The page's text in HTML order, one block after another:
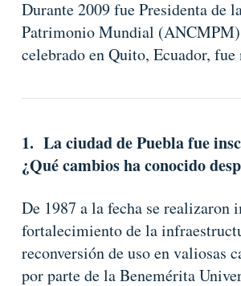
Durante 2009 fue Presidenta de
Patrimonio Mundial
celebrado en Quito, Ecuador,
1. La ciudad de Puebla fue
¿Qué cambios ha conocido
De 1987 a la fecha se realizaron
fortalecimiento de la
reconversión de uso en valiosas
por parte de la Benemérita